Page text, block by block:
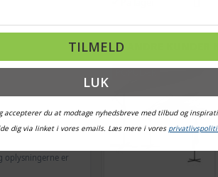
oplysningerne er
ANDRE KUNDER
TILMELD
LUK
accepterer du at modtage nyhedsbreve med tilbud og
dig via linket i vores emails. Læs mere i vores